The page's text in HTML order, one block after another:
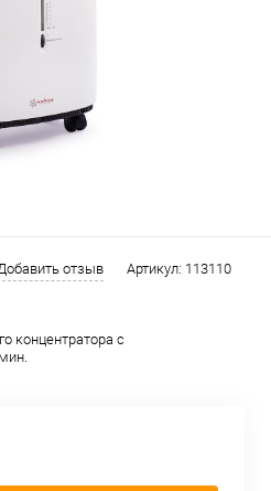
отзыв Артикул: 113110
концентратора с